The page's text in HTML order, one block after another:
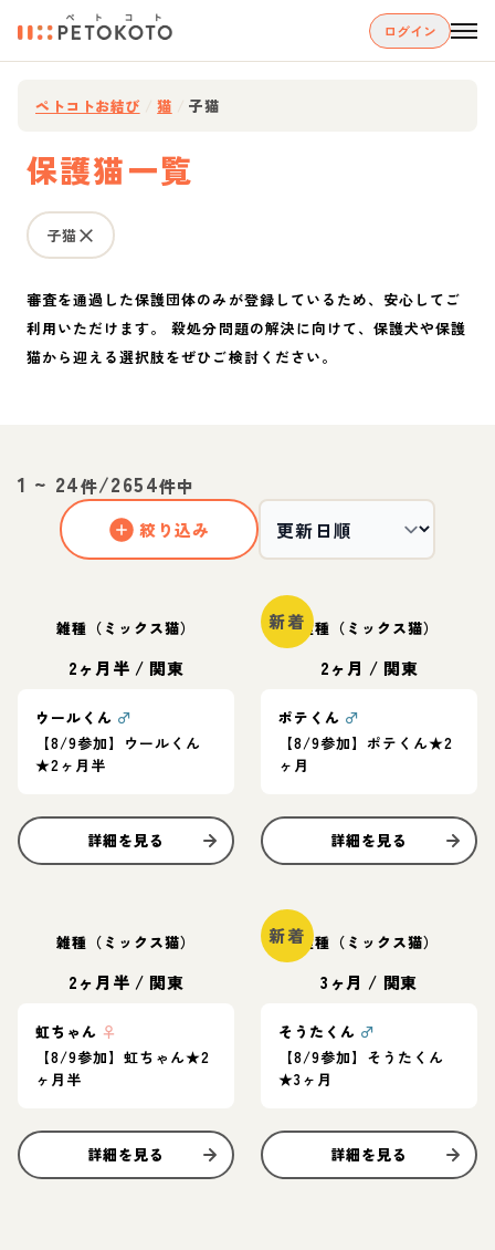
ログイン
ペトコトお結び 猫 子猫
保護猫一覧
子猫
審査を通過した保護団体のみが登録しているため、安心してご
利用いただけます。 殺処分問題の解決に向けて、保護犬や保護
猫から迎える選択肢をぜひご検討ください。
1 ~ 24件/2654件中
絞り込み
雑種（ミックス猫）
2ヶ月半 / 関東
ウールくん ♂
【8/9参加】ウールくん
★2ヶ月半
詳細を見る
新着雑種（ミックス猫）
2ヶ月 / 関東
ポテくん ♂
【8/9参加】ポテくん★2
ヶ月
詳細を見る
雑種（ミックス猫）
2ヶ月半 / 関東
虹ちゃん ♀
【8/9参加】虹ちゃん★2
ヶ月半
詳細を見る
新着雑種（ミックス猫）
3ヶ月 / 関東
そうたくん ♂
【8/9参加】そうたくん
★3ヶ月
詳細を見る